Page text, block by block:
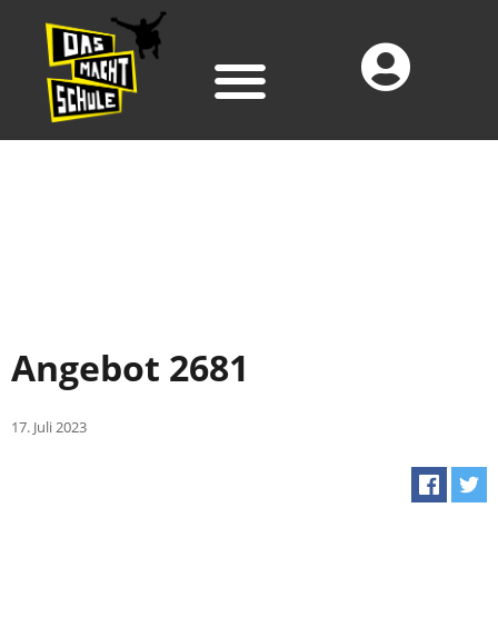
Angebot 2681
17. Juli 2023